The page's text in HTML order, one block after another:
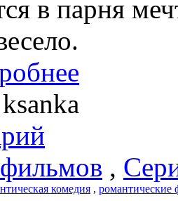
в парня
ksanka
,
комедия , романтические